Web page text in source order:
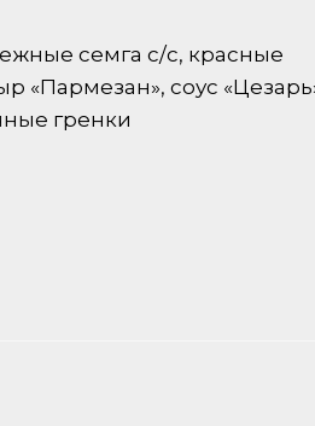
семга с/c, красные
«Пармезан», соус
гренки